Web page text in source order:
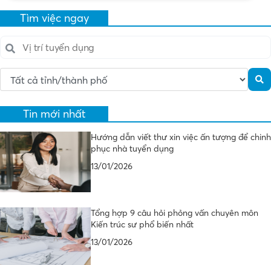
Tìm việc ngay
Tin mới nhất
Hướng dẫn viết thư xin việc ấn tượng để chinh
phục nhà tuyển dụng
13/01/2026
Tổng hợp 9 câu hỏi phỏng vấn chuyên môn
Kiến trúc sư phổ biến nhất
13/01/2026